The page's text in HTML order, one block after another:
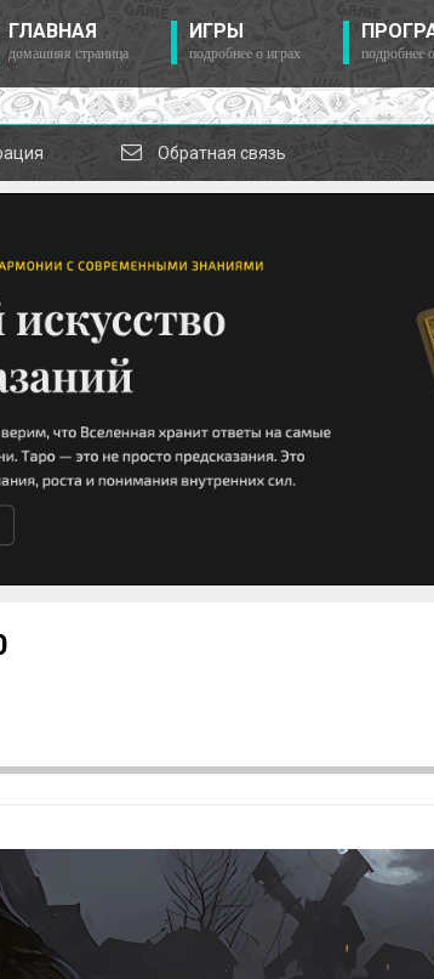
ГЛАВНАЯ
домашняя страница
ИГРЫ
подробнее о играх подробнее
Обратная связь